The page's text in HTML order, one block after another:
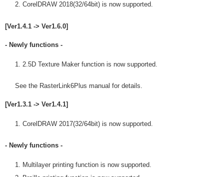
CorelDRAW 2018(32/64bit) is now supported.
[Ver1.4.1 -> Ver1.6.0]
- Newly functions -
2.5D Texture Maker function is now supported.
See the RasterLink6Plus manual for details.
[Ver1.3.1 -> Ver1.4.1]
CorelDRAW 2017(32/64bit) is now supported.
- Newly functions -
Multilayer printing function is now supported.